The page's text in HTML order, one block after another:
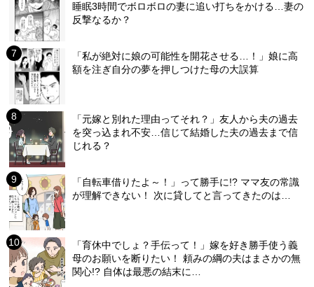
睡眠3時間でボロボロの妻に追い打ちをかける…妻の
反撃なるか？
「私が絶対に娘の可能性を開花させる…！」娘に高
額を注ぎ自分の夢を押しつけた母の大誤算
「元嫁と別れた理由ってそれ？」友人から夫の過去
を突っ込まれ不安…信じて結婚した夫の過去まで信
じれる？
「自転車借りたよ～！」って勝手に!? ママ友の常識
が理解できない！ 次に貸してと言ってきたのは…
「育休中でしょ？手伝って！」嫁を好き勝手使う義
母のお願いを断りたい！ 頼みの綱の夫はまさかの無
関心!? 自体は最悪の結末に…